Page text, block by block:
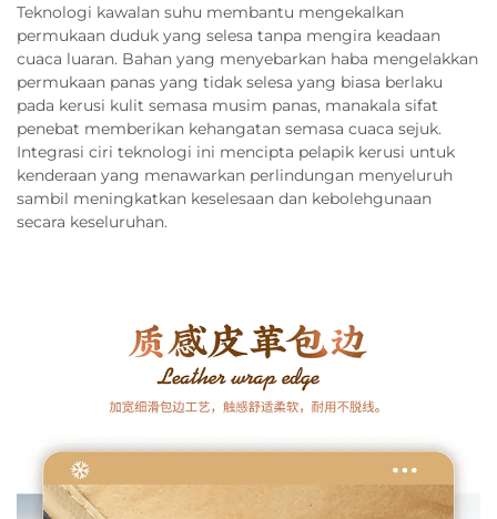
Teknologi kawalan suhu membantu mengekalkan
permukaan duduk yang selesa tanpa mengira keadaan
cuaca luaran. Bahan yang menyebarkan haba mengelakkan
permukaan panas yang tidak selesa yang biasa berlaku
pada kerusi kulit semasa musim panas, manakala sifat
penebat memberikan kehangatan semasa cuaca sejuk.
Integrasi ciri teknologi ini mencipta pelapik kerusi untuk
kenderaan yang menawarkan perlindungan menyeluruh
sambil meningkatkan keselesaan dan kebolehgunaan
secara keseluruhan.